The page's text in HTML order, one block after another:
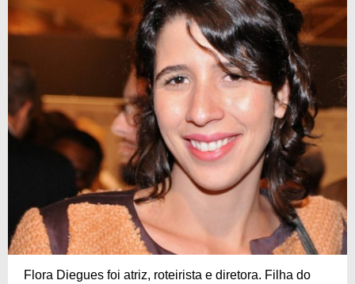
Flora Diegues foi atriz, roteirista e diretora. Filha do